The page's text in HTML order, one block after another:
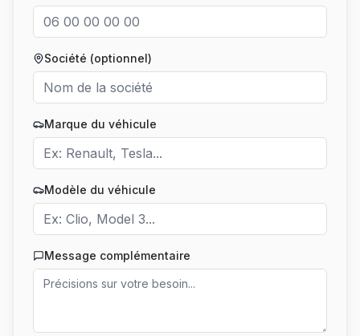
Société (optionnel)
Marque du véhicule
Modèle du véhicule
Message complémentaire